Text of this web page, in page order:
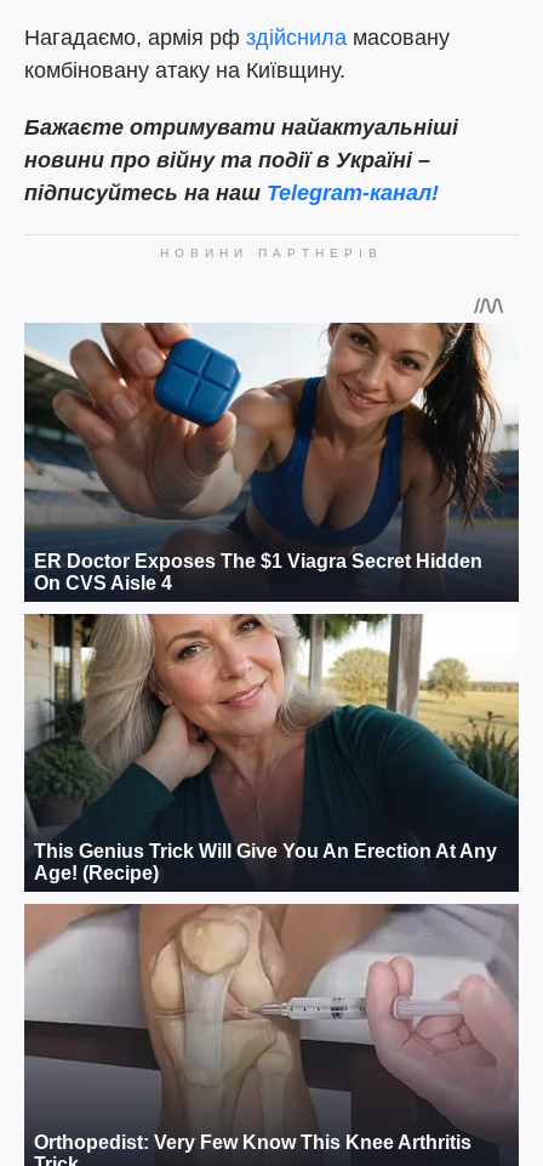
Нагадаємо, армія рф здійснила масовану
комбіновану атаку на Київщину.
Бажаєте отримувати найактуальніші
новини про війну та події в Україні –
підписуйтесь на наш Telegram-канал!